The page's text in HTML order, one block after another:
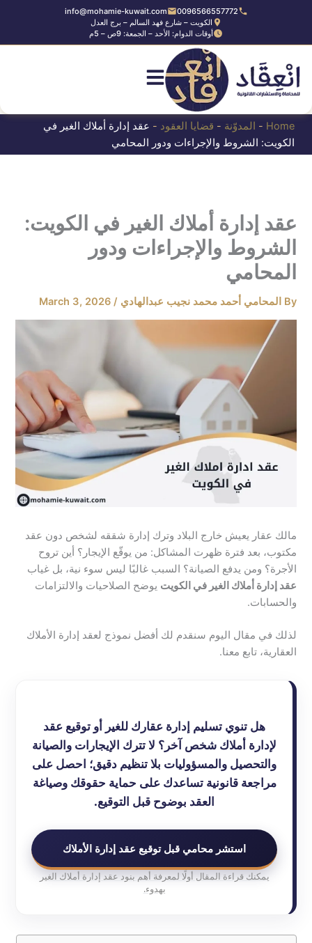
0096566557772
info@mohamie-kuwait.com
الكويت – شارع فهد السالم – برج العدل
أوقات الدوام: الأحد – الجمعة: 9ص – 5م
Home
- المدوّنة - قضايا العقود - عقد إدارة أملاك الغير في
الكويت: الشروط والإجراءات ودور المحامي
عقد إدارة أملاك الغير في الكويت:
الشروط والإجراءات ودور
المحامي
By المحامي أحمد محمد نجيب عبدالهادي /
March 3, 2026
مالك عقار يعيش خارج البلاد وترك إدارة شققه لشخص دون عقد
مكتوب، بعد فترة ظهرت المشاكل: من يوقّع الإيجار؟ أين تروح
الأجرة؟ ومن يدفع الصيانة؟ السبب غالبًا ليس سوء نية، بل غياب
عقد إدارة أملاك الغير في الكويت يوضح الصلاحيات والالتزامات
والحسابات.
لذلك في مقال اليوم سنقدم لك أفضل نموذج لعقد إدارة الأملاك
العقارية، تابع معنا.
هل تنوي تسليم إدارة عقارك للغير أو توقيع عقد
لإدارة أملاك شخص آخر؟ لا تترك الإيجارات والصيانة
والتحصيل والمسؤوليات بلا تنظيم دقيق؛ احصل على
مراجعة قانونية تساعدك على حماية حقوقك وصياغة
العقد بوضوح قبل التوقيع.
استشر محامي قبل توقيع عقد إدارة الأملاك
يمكنك قراءة المقال أولًا لمعرفة أهم بنود عقد إدارة أملاك الغير
بهدوء.